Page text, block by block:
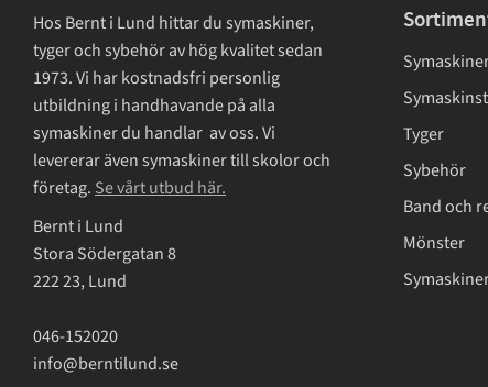
Hos Bernt i Lund hittar du symaskiner,
tyger och sybehör av hög kvalitet sedan
1973. Vi har kostnadsfri personlig
utbildning i handhavande på alla
symaskiner du handlar av oss. Vi
levererar även symaskiner till skolor och
företag. Se vårt utbud här.
Bernt i Lund
Stora Södergatan 8
222 23, Lund
046-152020
info@berntilund.se
Tyger
Sybehör
Band och
Mönster